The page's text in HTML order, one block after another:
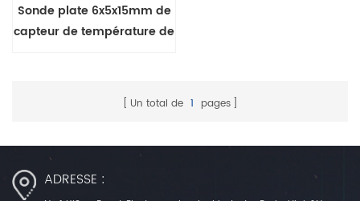
Sonde plate 6x5x15mm de
capteur de température de
Un total de 1 pages
ADRESSE :